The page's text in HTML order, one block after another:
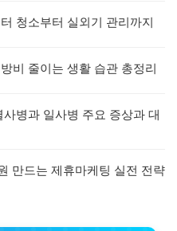
청소부터 실외기 관리까지
비 줄이는 생활 습관 총정리
병과 일사병 주요 증상과 대
만드는 제휴마케팅 실전 전략